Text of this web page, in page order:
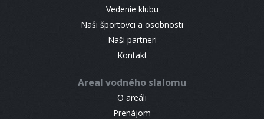
Vedenie klubu
Naši športovci a osobnosti
Naši partneri
Kontakt
Areal vodného slalomu
O areáli
Prenájom